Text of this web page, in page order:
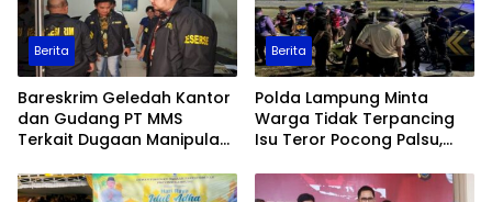
Berita
Bareskrim Geledah Kantor
dan Gudang PT MMS
Terkait Dugaan Manipulasi
Berita
Polda Lampung Minta
Warga Tidak Terpancing
Isu Teror Pocong Palsu,
Ditingkatkan